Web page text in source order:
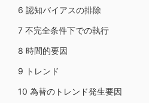
6 認知バイアスの排除
7 不完全条件下での執行
8 時間的要因
9 トレンド
10 為替のトレンド発生要因